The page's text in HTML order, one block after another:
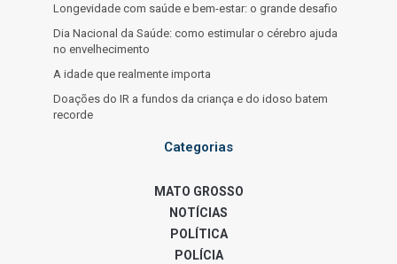
Longevidade com saúde e bem-estar: o grande desafio
Dia Nacional da Saúde: como estimular o cérebro ajuda
no envelhecimento
A idade que realmente importa
Doações do IR a fundos da criança e do idoso batem
recorde
Categorias
MATO GROSSO
NOTÍCIAS
POLÍTICA
POLÍCIA